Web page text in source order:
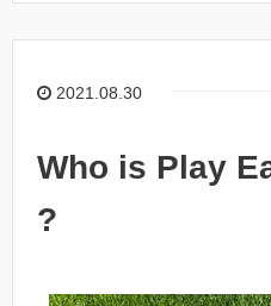
2021.08.30
Who is Play
?